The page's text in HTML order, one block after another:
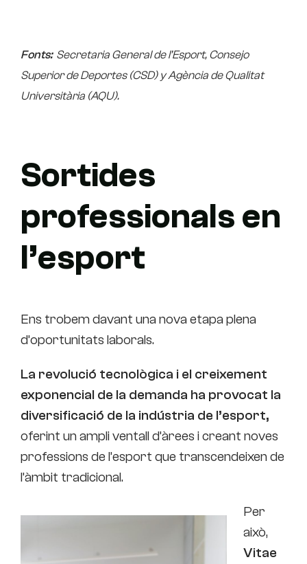
Fonts:Secretaria General de l’Esport, Consejo
Superior de Deportes (CSD) y Agència de Qualitat
Universitària (AQU).
Sortides
professionals en
l’esport
Ens trobem davant una nova etapa plena
d’oportunitats laborals.
La revolució tecnològica i el creixement
exponencial de la demanda ha provocat la
diversificació de la indústria de l’esport,
oferint un ampli ventall d’àrees i creant noves
professions de l’esport que transcendeixen de
l’àmbit tradicional.
Per
això,
Vitae